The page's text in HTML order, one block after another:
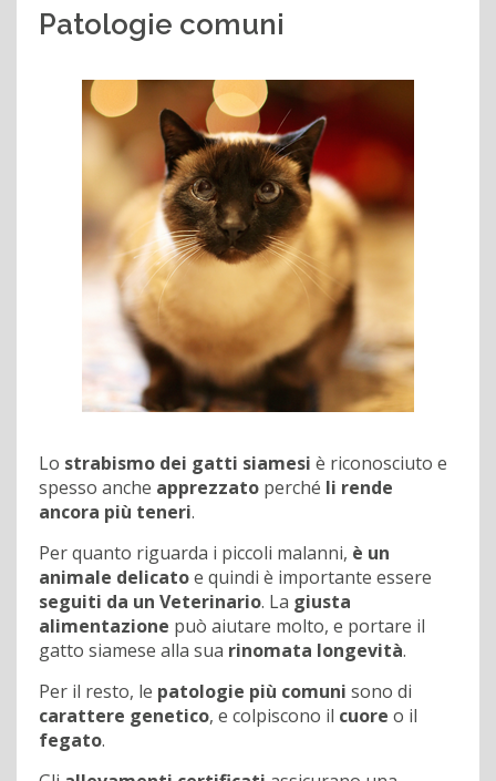
Patologie comuni
Lo strabismo dei gatti siamesi è riconosciuto e
spesso anche apprezzato perché li rende
ancora più teneri.
Per quanto riguarda i piccoli malanni, è un
animale delicatoe quindi è importante essere
seguiti da un Veterinario. La giusta
alimentazione può aiutare molto, e portare il
gatto siamese alla sua rinomata longevità.
Per il resto, le patologie più comuni sono di
carattere genetico, e colpiscono il cuore o il
fegato.